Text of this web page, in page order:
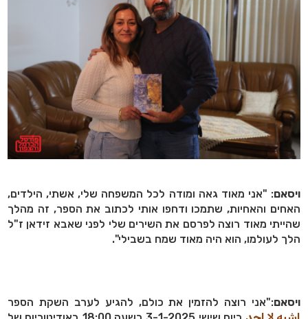
ויסאם: "אני מאוד גאה ומודה לכל המשפחה שלי, אשתי, הילדים,
האחים והאחיות, שתמכו ודחפו אותי לכתוב את הספר, זה מהלך
שהייתי מאוד רוצה לפרסם את השירים שלי לפני שאבא זידאן ז"ל
הלך לעולמו, הוא היה מאוד שמח בשבילי".
ויסאם:"אני רוצה להזמין את כולם, להגיע לערב השקת הספר